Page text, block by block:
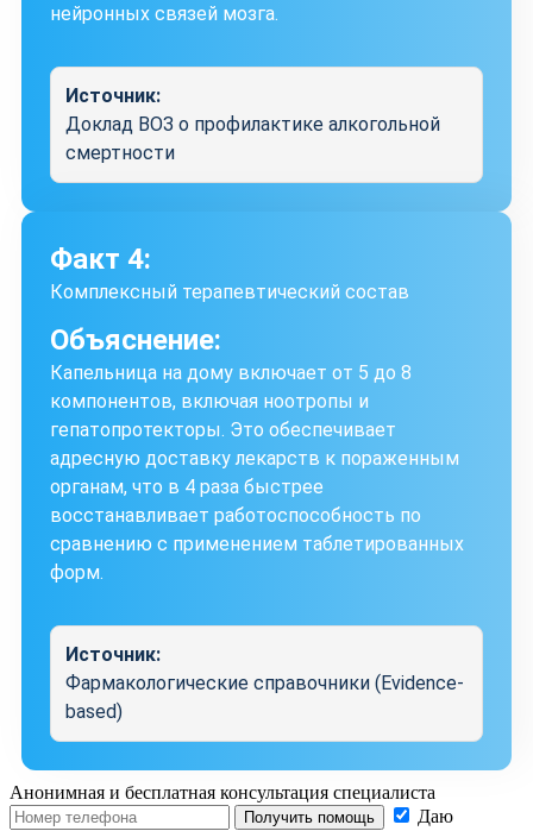
нейронных связей мозга.
Источник:
Доклад ВОЗ о профилактике алкогольной
смертности
Факт 4:
Комплексный терапевтический состав
Объяснение:
Капельница на дому включает от 5 до 8
компонентов, включая ноотропы и
гепатопротекторы. Это обеспечивает
адресную доставку лекарств к пораженным
органам, что в 4 раза быстрее
восстанавливает работоспособность по
сравнению с применением таблетированных
форм.
Источник:
Фармакологические справочники (Evidence-
based)
Анонимная и бесплатная консультация специалиста
Получить помощь
Даю